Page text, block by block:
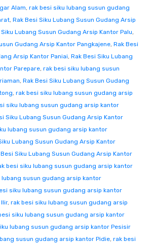
Alam, rak besi siku lubang susun gudang
, Rak Besi Siku Lubang Susun Gudang Arsip
Siku Lubang Susun Gudang Arsip Kantor Palu,
Gudang Arsip Kantor Pangkajene, Rak Besi
Arsip Kantor Paniai, Rak Besi Siku Lubang
Parepare, rak besi siku lubang susun
, Rak Besi Siku Lubang Susun Gudang
, rak besi siku lubang susun gudang arsip
siku lubang susun gudang arsip kantor
Siku Lubang Susun Gudang Arsip Kantor
lubang susun gudang arsip kantor
Lubang Susun Gudang Arsip Kantor
Besi Siku Lubang Susun Gudang Arsip Kantor
besi siku lubang susun gudang arsip kantor
lubang susun gudang arsip kantor
siku lubang susun gudang arsip kantor
, rak besi siku lubang susun gudang arsip
siku lubang susun gudang arsip kantor
lubang susun gudang arsip kantor Pesisir
susun gudang arsip kantor Pidie, rak besi